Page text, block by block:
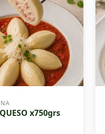
x750grs